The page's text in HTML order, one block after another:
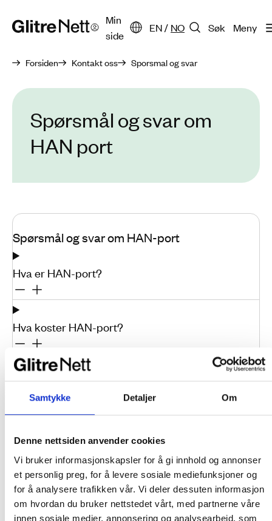
Samtykke Detaljer Om
Denne nettsiden anvender cookies
Vi bruker informasjonskapsler for å gi innhold og annonser
et personlig preg, for å levere sosiale mediefunksjoner og
for å analysere trafikken vår. Vi deler dessuten informasjon
om hvordan du bruker nettstedet vårt, med partnerne våre
innen sosiale medier, annonsering og analysearbeid, som
Min
side
EN/ NO Søk Meny
Forsiden Kontakt oss Sporsmal og svar
Spørsmål og svar om
HAN port
Spørsmål og svar om HAN-port
Hva er HAN-port?
Hva koster HAN-port?
Hva skjer med dataene mine?
Hva med sikkerhet?
Hvor kan jeg bestille utstyr til HAN-porten?